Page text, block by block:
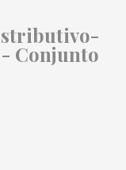
Conjunto